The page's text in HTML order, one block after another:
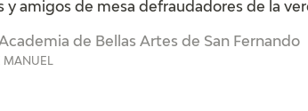
y amigos de mesa defraudadores de la
de Bellas Artes de San Fernando
MANUEL